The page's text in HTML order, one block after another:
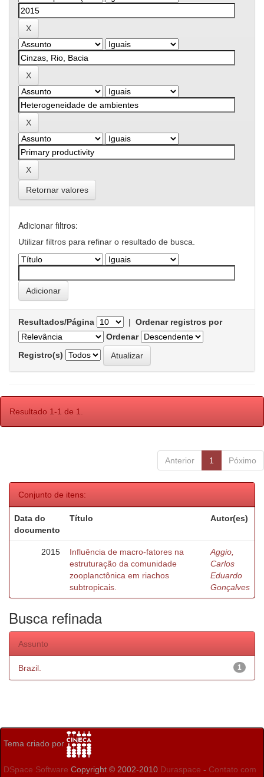
Retornar valores
Adicionar filtros:
Utilizar filtros para refinar o resultado de busca.
Resultados/Página | Ordenar registros por
Ordenar
Registro(s)
Resultado 1-1 de 1.
Anterior 1 Póximo
Conjunto de itens:
Data do
documento
Título Autor(es)
2015
Influência de macro-fatores na
estruturação da comunidade
zooplanctônica em riachos
subtropicais.
Aggio,
Carlos
Eduardo
Gonçalves
Busca refinada
Assunto
1
Brazil.
Tema criado por
DSpace Software Copyright © 2002-2010 Duraspace - Contato com